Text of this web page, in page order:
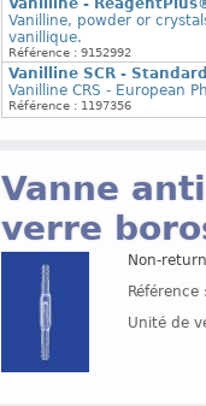
Vanilline, powder or
vanillique.
Référence : 9152992
Vanilline SCR -
Vanilline CRS - European
Référence : 1197356
Vanne
verre
Non-
Unité de